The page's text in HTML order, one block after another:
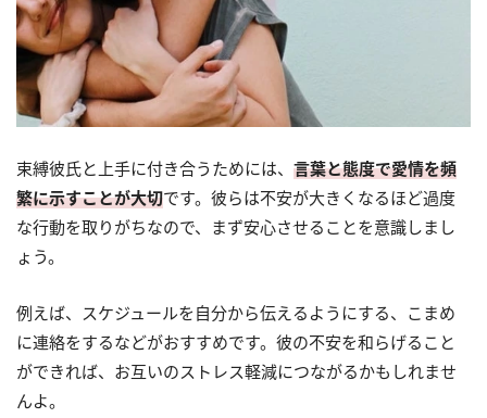
束縛彼氏と上手に付き合うためには、 言葉と態度で愛情を頻
繁に示すことが大切です。彼らは不安が大きくなるほど過度
な行動を取りがちなので、まず安心させることを意識しまし
ょう。
例えば、スケジュールを自分から伝えるようにする、こまめ
に連絡をするなどがおすすめです。彼の不安を和らげること
ができれば、お互いのストレス軽減につながるかもしれませ
んよ。